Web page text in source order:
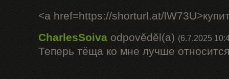
<a href=https://shorturl.at/
CharlesSoiva odpověděl(a) (6.7.2025
Теперь тёща ко мне лучше